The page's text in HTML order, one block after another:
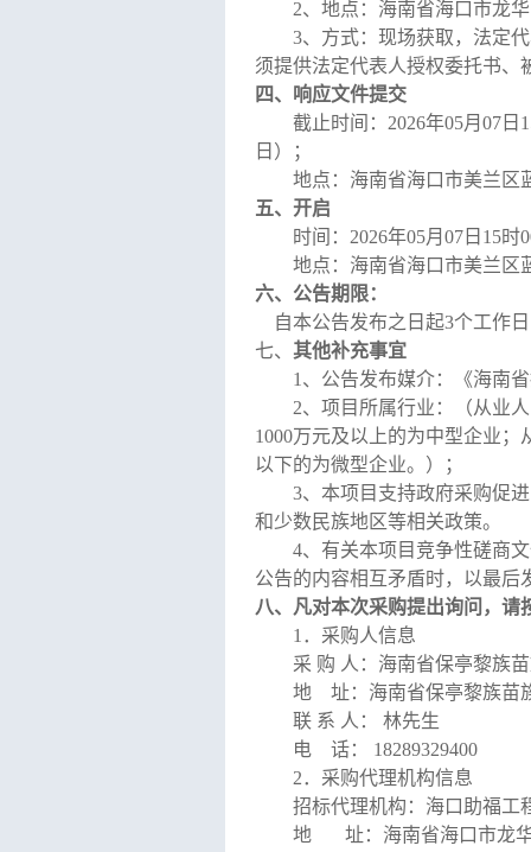
2、地点： 海南省海口市龙
3、方式： 现场获取， 法定
须提供法定代表人授权委托书、
四、响应文件提交
截止时间： 2026年05月 07 日
日 ）
；
地点： 海南省海口市美兰区
五、开启
时间： 2026年05月 07 日 15时
地点： 海南省海口市美兰区
六、公告期限：
自本公告发布之日起3个工作日
七、 其他补充事宜
1、 公告发布媒介：《海南
2、 项目所属行业：
（从业
1000万元及以上的为中型企业
以下的为微型企业。）
；
3、 本项目支持政府采购促
和少数民族地区等相关政策。
4、 有关本项目竞争性磋商
公告的内容相互矛盾时，以最后
八、凡对本次采购提出询问，请
1．采购人信息
采 购 人： 海南省保亭黎族
地
址：海南省保亭黎族苗
联 系 人：
林先生
电
话：
18289329400
2．采购代理机构信息
招标代理机构： 海口助福工
地
址：海南省海口市龙